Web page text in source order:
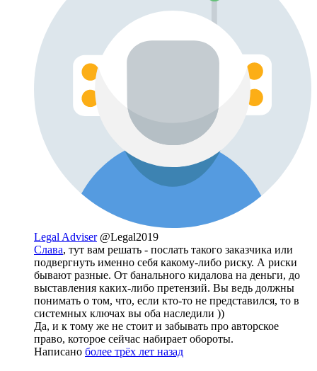
Legal Adviser @Legal2019
Слава, тут вам решать - послать такого заказчика или
подвергнуть именно себя какому-либо риску. А риски
бывают разные. От банального кидалова на деньги, до
выставления каких-либо претензий. Вы ведь должны
понимать о том, что, если кто-то не представился, то в
системных ключах вы оба наследили ))
Да, и к тому же не стоит и забывать про авторское
право, которое сейчас набирает обороты.
Написано более трёх лет назад